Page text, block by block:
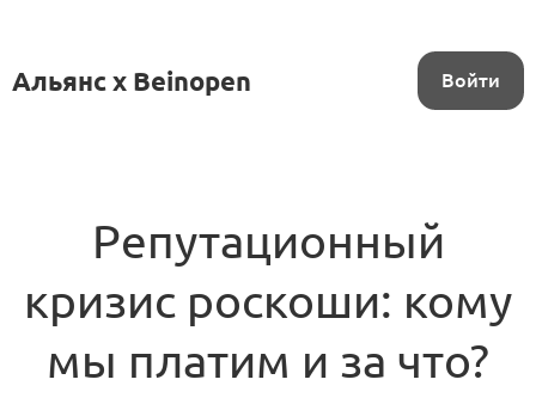
Альянс x Beinopen Войти
Репутационный
кризис роскоши: кому
мы платим и за что?